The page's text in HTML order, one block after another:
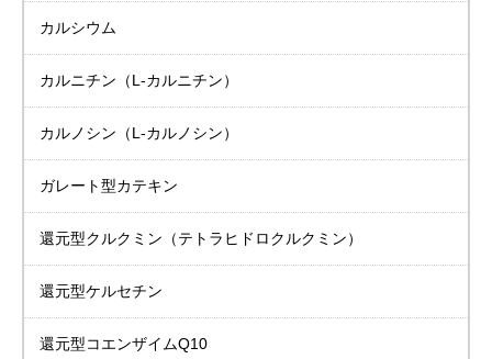
カルシウム
カルニチン （L-カルニチン）
カルノシン （L-カルノシン）
ガレート型カテキン
還元型クルクミン（テトラヒドロクルクミン）
還元型ケルセチン
還元型コエンザイムQ10